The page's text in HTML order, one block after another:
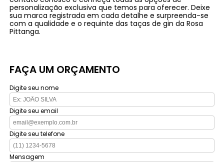
personalização exclusiva que temos para oferecer. Deixe
sua marca registrada em cada detalhe e surpreenda-se
com a qualidade e o requinte das taças de gin da Rosa
Pittanga.
FAÇA UM ORÇAMENTO
Digite seu nome
Digite seu email
Digite seu telefone
Mensagem